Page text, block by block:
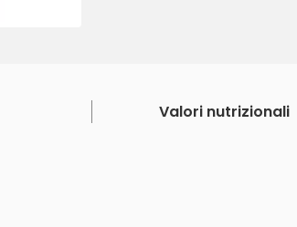
Valori nutrizionali